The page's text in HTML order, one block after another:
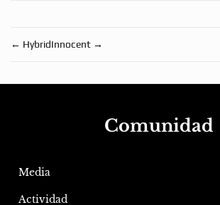
← HybridInnocent →
Comunidad
Media
Actividad